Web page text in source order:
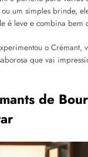
um simples brinde,
é leve e combina bem
o Crémant,
que vai
de